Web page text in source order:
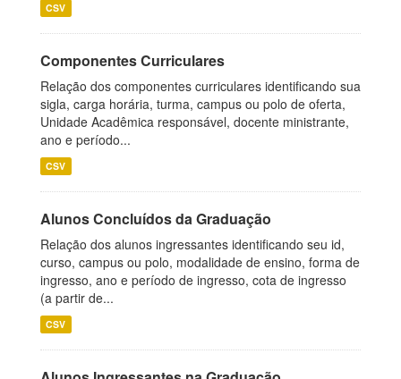
CSV
Componentes Curriculares
Relação dos componentes curriculares identificando sua
sigla, carga horária, turma, campus ou polo de oferta,
Unidade Acadêmica responsável, docente ministrante,
ano e período...
CSV
Alunos Concluídos da Graduação
Relação dos alunos ingressantes identificando seu id,
curso, campus ou polo, modalidade de ensino, forma de
ingresso, ano e período de ingresso, cota de ingresso
(a partir de...
CSV